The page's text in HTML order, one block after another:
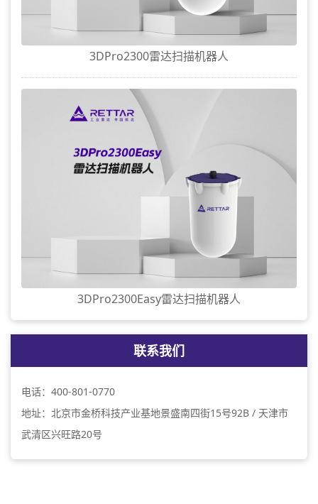
3DPro2300雷达扫描机器人
3DPro2300Easy雷达扫描机器人
联系我们
电话：400-801-0770
地址：北京市金桥科技产业基地景盛南四街15号92B / 天津市
武清区兴旺路20号